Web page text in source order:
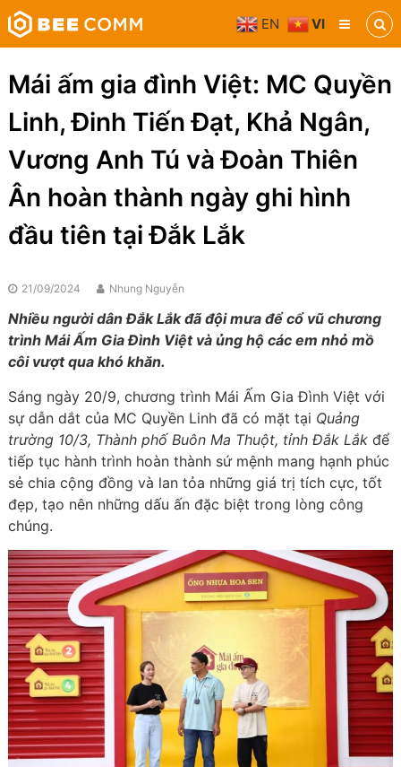
Skip
to
content
Bee
Comm
Truyền
thông
phương
tiện
Mái ấm gia đình Việt: MC Quyền
Linh, Đinh Tiến Đạt, Khả Ngân,
Vương Anh Tú và Đoàn Thiên
Ân hoàn thành ngày ghi hình
đầu tiên tại Đắk Lắk
21/09/2024 Nhung Nguyễn
Nhiều người dân Đắk Lắk đã đội mưa để cổ vũ chương
trình Mái Ấm Gia Đình Việt và ủng hộ các em nhỏ mồ
côi vượt qua khó khăn.
Sáng ngày 20/9, chương trình Mái Ấm Gia Đình Việt với
sự dẫn dắt của MC Quyền Linh đã có mặt tại Quảng
trường 10/3, Thành phố Buôn Ma Thuột, tỉnh Đắk Lắkđể
tiếp tục hành trình hoàn thành sứ mệnh mang hạnh phúc
sẻ chia cộng đồng và lan tỏa những giá trị tích cực, tốt
đẹp, tạo nên những dấu ấn đặc biệt trong lòng công
chúng.
EN VI